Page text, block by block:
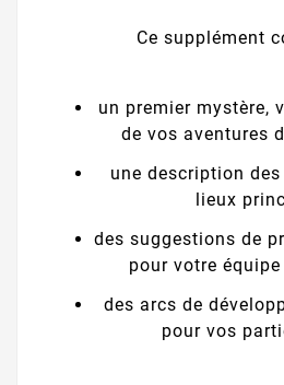
Ce supplément
un premier mystère,
de vos aventures
une description
lieux
des suggestions de
pour votre
des arcs de
pour vos